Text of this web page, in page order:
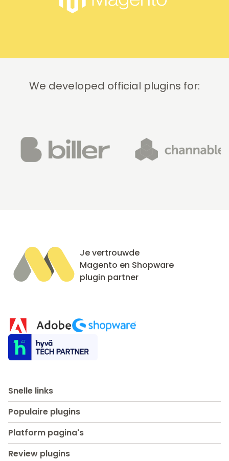
and
this
We developed official plugins for:
Je vertrouwde
Magento en Shopware
plugin partner
Snelle links
Populaire plugins
Platform pagina's
Review plugins